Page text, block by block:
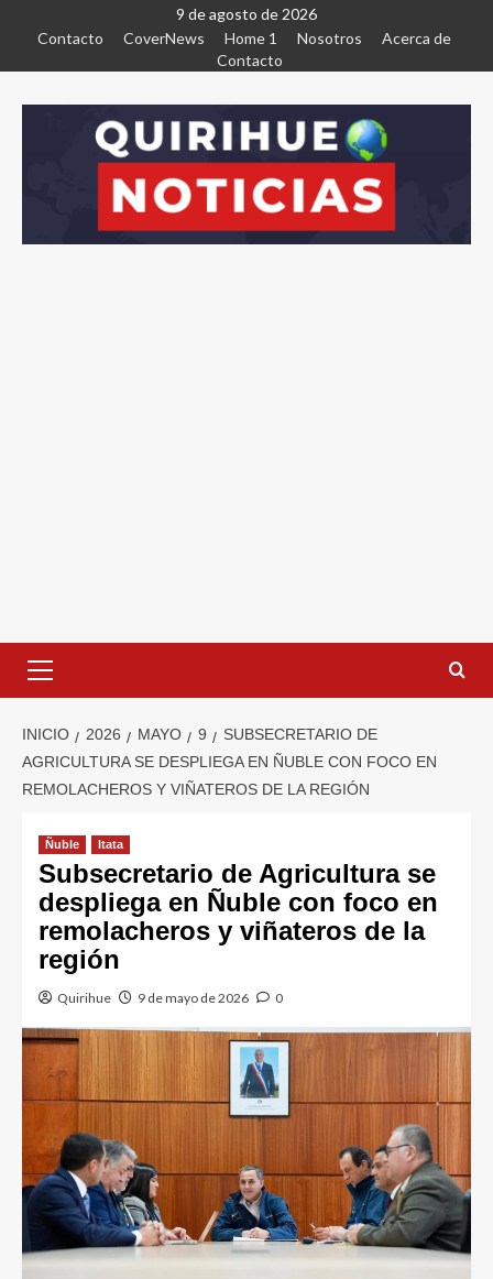
9 de agosto de 2026
Contacto
CoverNews Home 1 Nosotros
Acerca de
Contacto
INICIO 2026 MAYO 9
SUBSECRETARIO DE
AGRICULTURA SE DESPLIEGA EN ÑUBLE CON FOCO EN
REMOLACHEROS Y VIÑATEROS DE LA REGIÓN
Ñuble Itata
Subsecretario de Agricultura se
despliega en Ñuble con foco en
remolacheros y viñateros de la
región
Quirihue 9 de mayo de 2026 0